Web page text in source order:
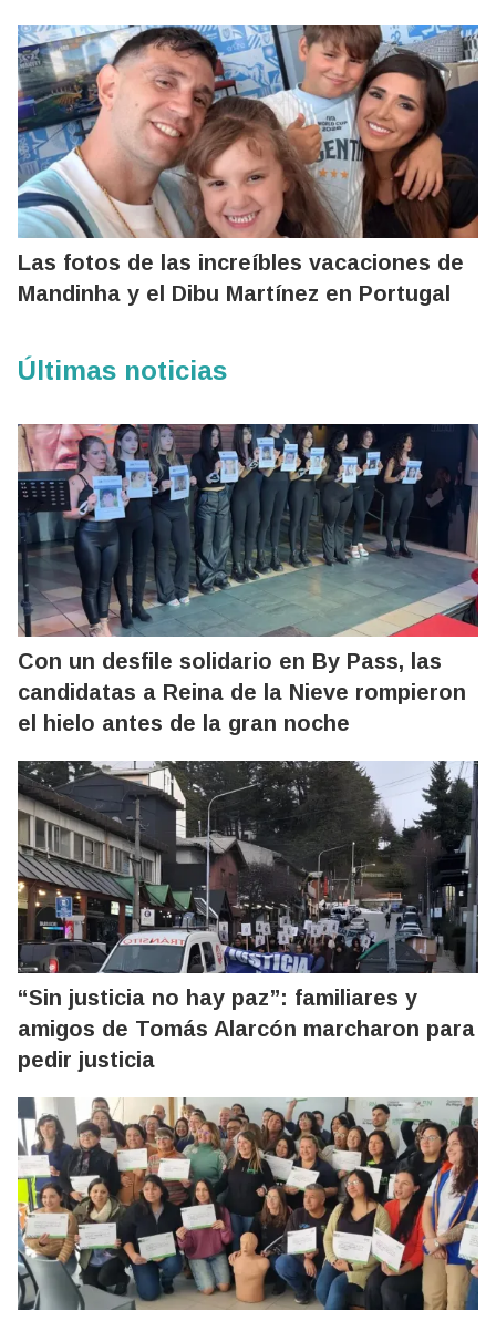
Las fotos de las increíbles vacaciones de
Mandinha y el Dibu Martínez en Portugal
Últimas noticias
Con un desfile solidario en By Pass, las
candidatas a Reina de la Nieve rompieron
el hielo antes de la gran noche
“Sin justicia no hay paz”: familiares y
amigos de Tomás Alarcón marcharon para
pedir justicia